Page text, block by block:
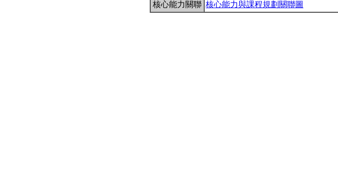
核心能力關聯 核心能力與課程規劃關聯圖